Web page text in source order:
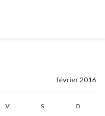
février 2016
V S D